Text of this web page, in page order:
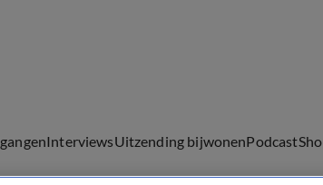
InterviewsUitzending bijwonenPodcast